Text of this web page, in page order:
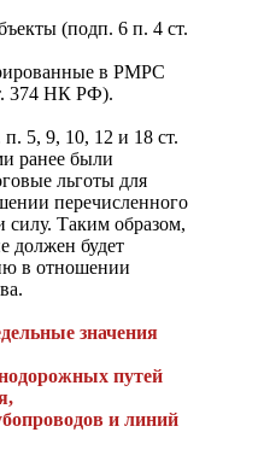
(подп. 6 п. 4 ст.
в РМРС
374 НК РФ).
5, 9, 10, 12 и 18 ст.
ранее были
льготы для
перечисленного
силу. Таким образом,
должен будет
в отношении
значения
путей
и линий